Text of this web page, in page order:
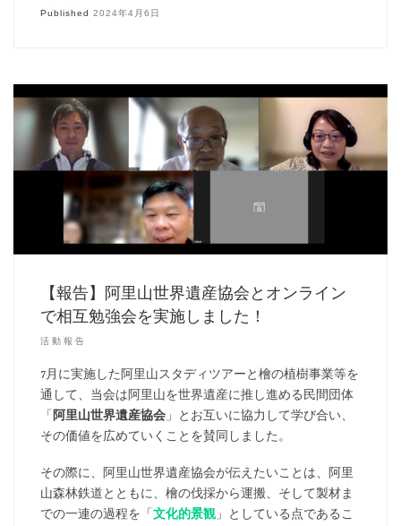
Published2024年4月6日
【報告】阿里山世界遺産協会とオンライン
で相互勉強会を実施しました！
活動報告
7月に実施した阿里山スタディツアーと檜の植樹事業等を
通して、当会は阿里山を世界遺産に推し進める民間団体
「 阿里山世界遺産協会 」とお互いに協力して学び合い、
その価値を広めていくことを賛同しました。
その際に、阿里山世界遺産協会が伝えたいことは、阿里
山森林鉄道とともに、檜の伐採から運搬、そして製材ま
での一連の過程を「文化的景観」としている点であるこ